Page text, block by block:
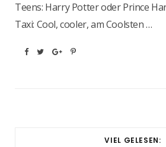
Teens: Harry Potter oder Prince
Taxi: Cool, cooler, am Coolsten …
VIEL GELESEN: